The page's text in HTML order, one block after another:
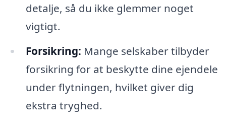
detalje, så du ikke glemmer noget
vigtigt.
Forsikring: Mange selskaber tilbyder
forsikring for at beskytte dine ejendele
under flytningen, hvilket giver dig
ekstra tryghed.